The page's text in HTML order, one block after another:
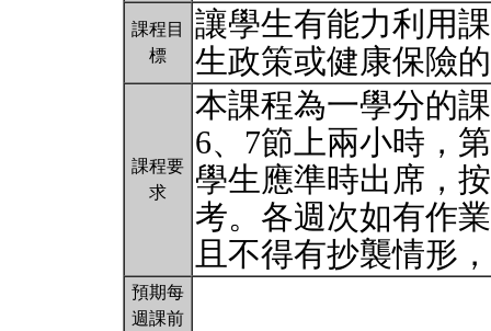
課程目
標
讓學生有能力利用
生政策或健康保險
課程要
求
本課程為一學分的
6、7節上兩小時，
學生應準時出席，
考。各週次如有作
且不得有抄襲情形
預期每
週課前